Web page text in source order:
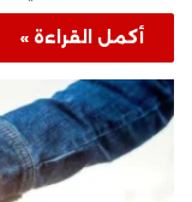
أكمل القراءة »